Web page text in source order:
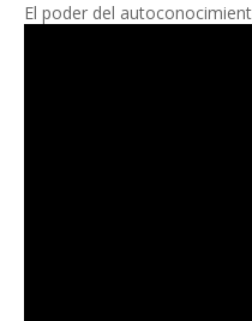
El poder del